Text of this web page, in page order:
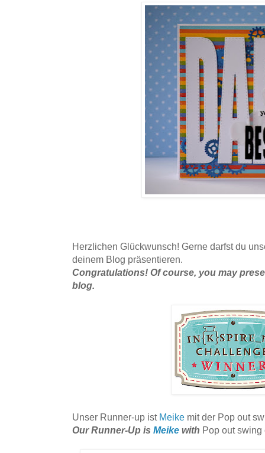
Herzlichen Glückwunsch! Gerne darfst du
deinem Blog präsentieren.
Congratulations! Of course, you may
blog.
Unser Runner-up ist Meike mit der Pop out
Our Runner-Up is Meike with Pop out swing